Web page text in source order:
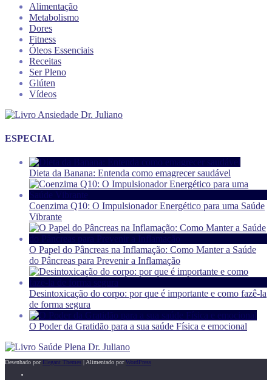
Alimentação
Metabolismo
Dores
Fitness
Óleos Essenciais
Receitas
Ser Pleno
Glúten
Vídeos
ESPECIAL
Dieta da Banana: Entenda como emagrecer saudável
Coenzima Q10: O Impulsionador Energético para uma Saúde
Vibrante
O Papel do Pâncreas na Inflamação: Como Manter a Saúde
do Pâncreas para Prevenir a Inflamação
Desintoxicação do corpo: por que é importante e como fazê-la
de forma segura
O Poder da Gratidão para a sua saúde Física e emocional
Desenhado por Elegant Themes | Alimentado porWordPress